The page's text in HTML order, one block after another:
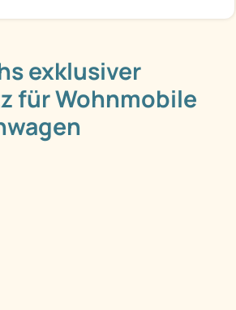
exklusiver
für Wohnmobile